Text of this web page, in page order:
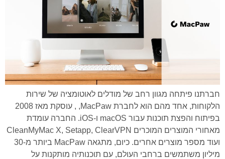
חברתנו פיתחה מגוון רחב של מודלים לאוטומציה של שירות
הלקוחות, אחד מהם הוא לחברת MacPaw, , עוסקת מאז 2008
בפיתוח והפצת תוכנות עבור macOS ו-iOS. החברה עומדת
מאחורי המוצרים המוכרים CleanMyMac X, Setapp, ClearVPN
ועוד מספר מוצרים אחרים. כיום, מתגאה MacPaw ביותר מ-30
מיליון משתמשים ברחבי העולם, עם תוכנותיה מותקנות על